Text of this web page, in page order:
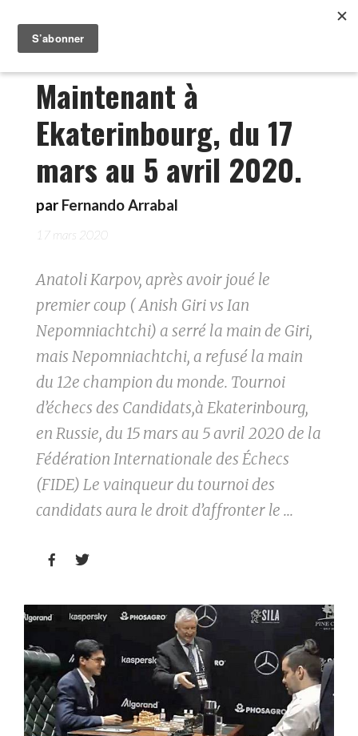
Maintenant à
Ekaterinbourg, du 17
mars au 5 avril 2020.
par Fernando Arrabal
17 mars 2020
Anatoli Karpov, après avoir joué le
premier coup ( Anish Giri vs Ian
Nepomniachtchi) a serré la main de Giri,
mais Nepomniachtchi, a refusé la main
du 12e champion du monde. Tournoi
d’échecs des Candidats,à Ekaterinbourg,
en Russie, du 15 mars au 5 avril 2020 de la
Fédération Internationale des Échecs
(FIDE) Le vainqueur du tournoi des
candidats aura le droit d’affronter le ...
 